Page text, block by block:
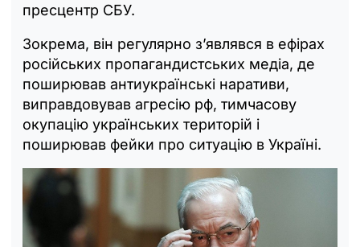
пресцентр СБУ.
Зокрема, він регулярно з’являвся в ефірах
російських пропагандистських медіа, де
поширював антиукраїнські наративи,
виправдовував агресію рф, тимчасову
окупацію українських територій і
поширював фейки про ситуацію в Україні.